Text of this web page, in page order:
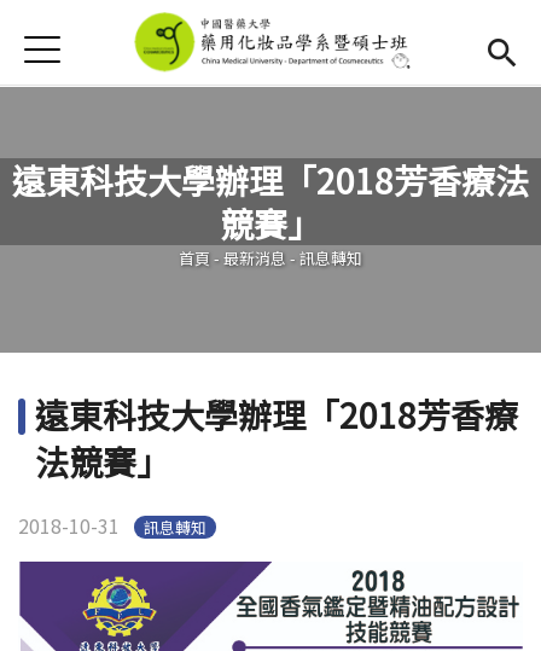
首頁
首頁
新生專區(link is external)
Open submenu (學系簡介)
下載專區
EN.(link is external)
Jump to Navigation
Jump to Main content
遠東科技大學辦理「2018芳香療法
競賽」
您在這裡
首頁- 最新消息 - 訊息轉知
遠東科技大學辦理「2018芳香療
法競賽」
2018-10-31 訊息轉知